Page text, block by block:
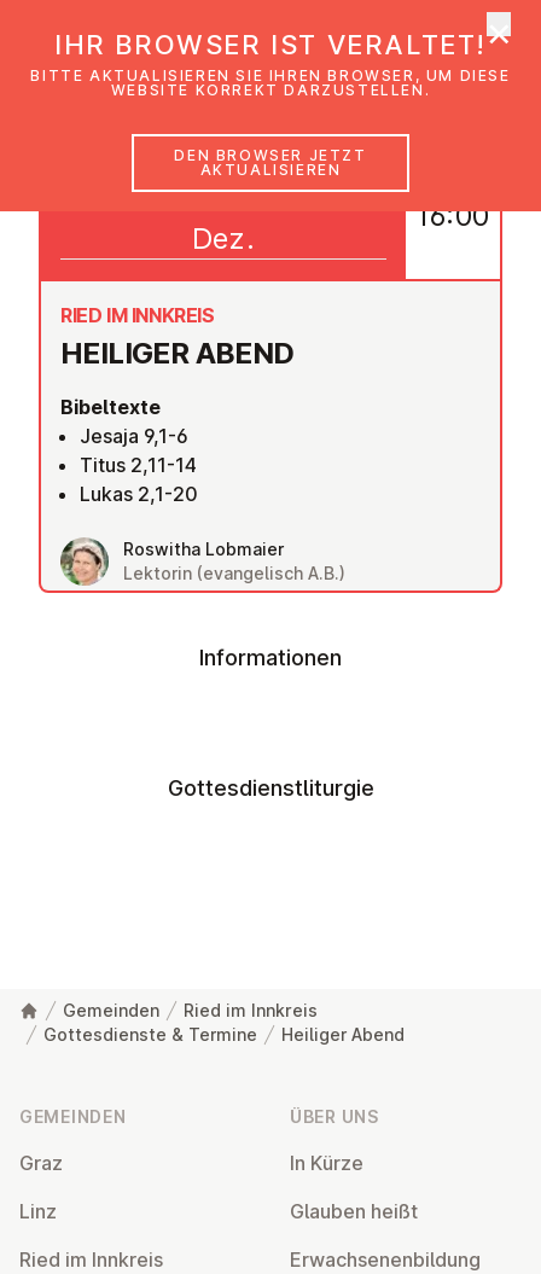
HEILIGER ABEND
RIED IM INNKREIS
Bibeltexte
Jesaja 9,1-6
Titus 2,11-14
Lukas 2,1-20
Roswitha Lobmaier
Lektorin (evangelisch A.B.)
24
Dez.
16:00
Informationen
Gottesdienstliturgie
Gemeinden
Ried im Innkreis
Gottesdienste & Termine
Heiliger Abend
GEMEINDEN
Graz
Linz
Ried im Innkreis
ÜBER UNS
In Kürze
Glauben heißt
Er­wach­se­nen­bil­dung
IHR BROWSER IST VERALTET!
BITTE AKTUALISIEREN SIE IHREN BROWSER, UM DIESE
WEBSITE KORREKT DARZUSTELLEN.
DEN BROWSER JETZT
AKTUALISIEREN
×